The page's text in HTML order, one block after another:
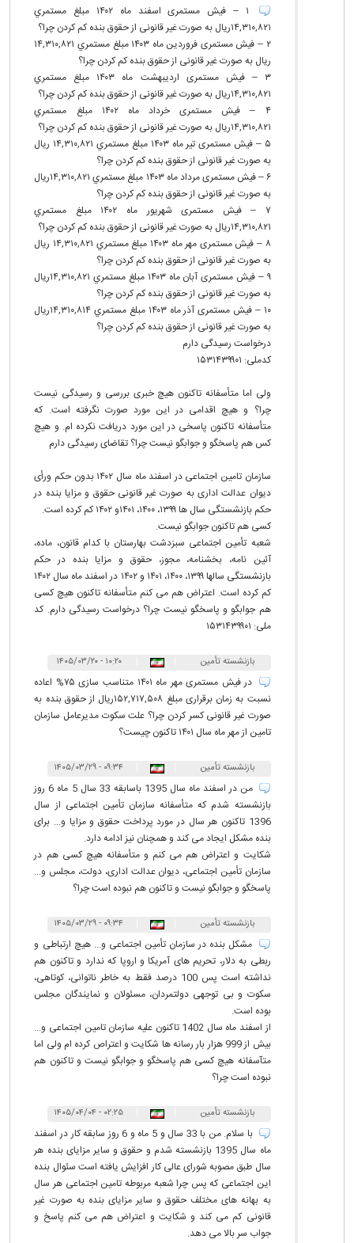
اجتماعی
۱ – فیش مستمری اسفند ماه ۱۴۰۲ مبلغ مستمري
۱۴,۳۱۰,۸۲۱ریال به صورت غیر قانونی از حقوق بنده کم کردن چرا؟
۲ – فیش مستمری فروردین ماه ۱۴۰۳ مبلغ مستمري ۱۴,۳۱۰,۸۲۱
ریال به صورت غیر قانونی از حقوق بنده کم کردن چرا؟
۳ – فیش مستمری اردیبهشت ماه ۱۴۰۳ مبلغ مستمري
۱۴,۳۱۰,۸۲۱ریال به صورت غیر قانونی از حقوق بنده کم کردن چرا؟
۴ – فیش مستمری خرداد ماه ۱۴۰۲ مبلغ مستمري
۱۴,۳۱۰,۸۲۱ریال به صورت غیر قانونی از حقوق بنده کم کردن چرا؟
۵ – فیش مستمری تیر ماه ۱۴۰۳ مبلغ مستمري ۱۴,۳۱۰,۸۲۱ ریال
به صورت غیر قانونی از حقوق بنده کم کردن چرا؟
۶ – فیش مستمری مرداد ماه ۱۴۰۳ مبلغ مستمري ۱۴,۳۱۰,۸۲۱ریال
به صورت غیر قانونی از حقوق بنده کم کردن چرا؟
۷ – فیش مستمری شهریور ماه ۱۴۰۲ مبلغ مستمري
۱۴,۳۱۰,۸۲۱ریال به صورت غیر قانونی از حقوق بنده کم کردن چرا؟
۸ – فیش مستمری مهر ماه ۱۴۰۳ مبلغ مستمري ۱۴,۳۱۰,۸۲۱ ریال
به صورت غیر قانونی از حقوق بنده کم کردن چرا؟
۹ – فیش مستمری آبان ماه ۱۴۰۳ مبلغ مستمري ۱۴,۳۱۰,۸۲۱ریال
به صورت غیر قانونی از حقوق بنده کم کردن چرا؟
۱۰ – فیش مستمری آذر ماه ۱۴۰۳ مبلغ مستمري ۱۴,۳۱۰,۸۱۴ریال
به صورت غیر قانونی از حقوق بنده کم کردن چرا؟
درخواست رسیدگی دارم
کدملی: ۱۵۳۱۴۳۹۹۰۱
ولی اما متأسفانه تاکنون هیچ خبری بررسی و رسیدگی نیست
چرا؟ و هیچ اقدامی در این مورد صورت نگرفته است. که
متأسفانه تاکنون پاسخی در این مورد دریافت نکرده ام. و هیچ
کس هم پاسخگو و جوابگو نیست چرا؟ تقاضای رسیدگی دارم
سازمان تامین اجتماعی در اسفند ماه سال ۱۴۰۲ بدون حکم ورأی
دیوان عدالت اداری به صورت غیر قانونی حقوق و مزایا بنده در
حکم بازنشستگی سال ها ۱۳۹۹، ۱۴۰۰، ۱۴۰۱و ۱۴۰۲ کم کرده است.
کسی هم تاکنون جوابگو نیست.
شعبه تأمین اجتماعی سبزدشت بهارستان با کدام قانون، ماده،
آئین نامه، بخشنامه، مجوز، حقوق و مزایا بنده در حکم
بازنشستگی سالها ۱۳۹۹، ۱۴۰۰، ۱۴۰۱ و ۱۴۰۲ در اسفند ماه سال ۱۴۰۲
کم کرده است. اعتراض هم می کنم متأسفانه تاکنون هیچ کسی
هم جوابگو و پاسخگو نیست چرا؟ درخواست رسیدگی دارم. کد
ملی: ۱۵۳۱۴۳۹۹۰۱
بازنشسته تأمین
اجتماعی
۱۰:۲۰ - ۱۴۰۵/۰۳/۲۰
در فیش مستمری مهر ماه ۱۴۰۱ متناسب ‌سازی ۷۵% اعاده
نسبت به زمان برقراری مبلغ ۱۵۲,۷۱۷,۵۰۸ریال از حقوق بنده به
صورت غیر قانونی کسر کردن چرا؟ علت سکوت مدیرعامل سازمان
تامین از مهر ماه سال ۱۴۰۱ تاکنون چیست؟
بازنشسته تأمین
اجتماعی
۰۹:۳۴ - ۱۴۰۵/۰۳/۲۹
من در اسفند ماه سال 1395 باسابقه 33 سال 5 ماه 6 روز
بازنشسته شدم که متأسفانه سازمان تأمین اجتماعی از سال
1396 تاکنون هر سال در مورد پرداخت حقوق و مزایا و... برای
بنده مشکل ایجاد می کند و همچنان نیز ادامه دارد.
شکایت و اعتراض هم می کنم و متأسفانه هیچ کسی هم در
سازمان تأمین اجتماعی، دیوان عدالت اداری، دولت، مجلس و...
پاسخگو و جوابگو نیست و تاکنون هم نبوده است چرا؟
بازنشسته تأمین
اجتماعی
۰۹:۳۴ - ۱۴۰۵/۰۳/۲۹
مشکل بنده در سازمان تأمین اجتماعی و... هیچ ارتباطی و
ربطی به دلار، تحریم های آمریکا و اروپا که ندارد و تاکنون هم
نداشته است پس 100 درصد فقط به خاطر ناتوانی، کوتاهی،
سکوت و بی توجهی دولتمردان، مسئولان و نمایندگان مجلس
بوده است.
از اسفند ماه سال 1402 تاکنون علیه سازمان تامین اجتماعی و...
بیش از 999 هزار بار رسانه ها شکایت و اعتراص کرده ام ولی اما
متآسفانه هیچ کسی هم پاسخگو و جوابگو نیست و تاکنون هم
نبوده است چرا؟
بازنشسته تأمین
اجتماعی
۰۲:۲۵ - ۱۴۰۵/۰۴/۰۴
با سلام. من با 33 سال و 5 ماه و 6 روز سابقه کار در اسفند
ماه سال 1395 بازنشسته شدم و حقوق و سایر مزایای بنده هر
سال طبق مصوبه شورای عالی کار افزایش یافته است سئوال بنده
این اجتماعی که پس چرا شعبه مربوطه تامین اجتماعی هر سال
به بهانه های مختلف حقوق و سایر مزایای بنده به صورت غیر
قانونی کم می کند و شکایت و اعتراض هم می کنم پاسخ و
جواب سر بالا می دهد.